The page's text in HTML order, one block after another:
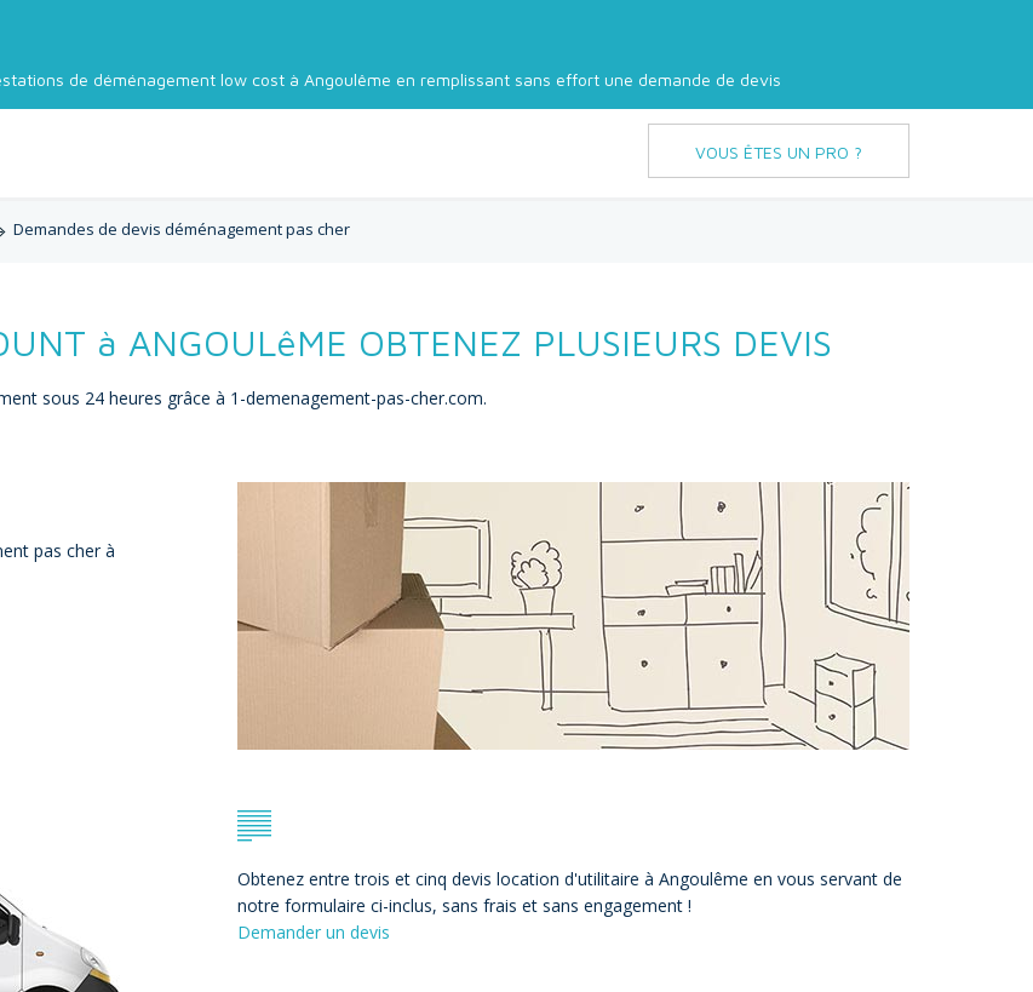
de déménagement low cost à Angoulême en remplissant sans effort une demande de devis
VOUS ÊTES UN PRO ?
Demandes de devis déménagement pas cher
à ANGOULêME OBTENEZ PLUSIEURS DEVIS
sous 24 heures grâce à 1-demenagement-pas-cher.com.
pas cher à
Obtenez entre trois et cinq devis location d'utilitaire à Angoulême en vous servant de
notre formulaire ci-inclus, sans frais et sans engagement !
Demander un devis